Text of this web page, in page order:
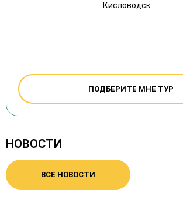
Кисловодск
ПОДБЕРИТЕ МНЕ ТУР
НОВОСТИ
ВСЕ НОВОСТИ